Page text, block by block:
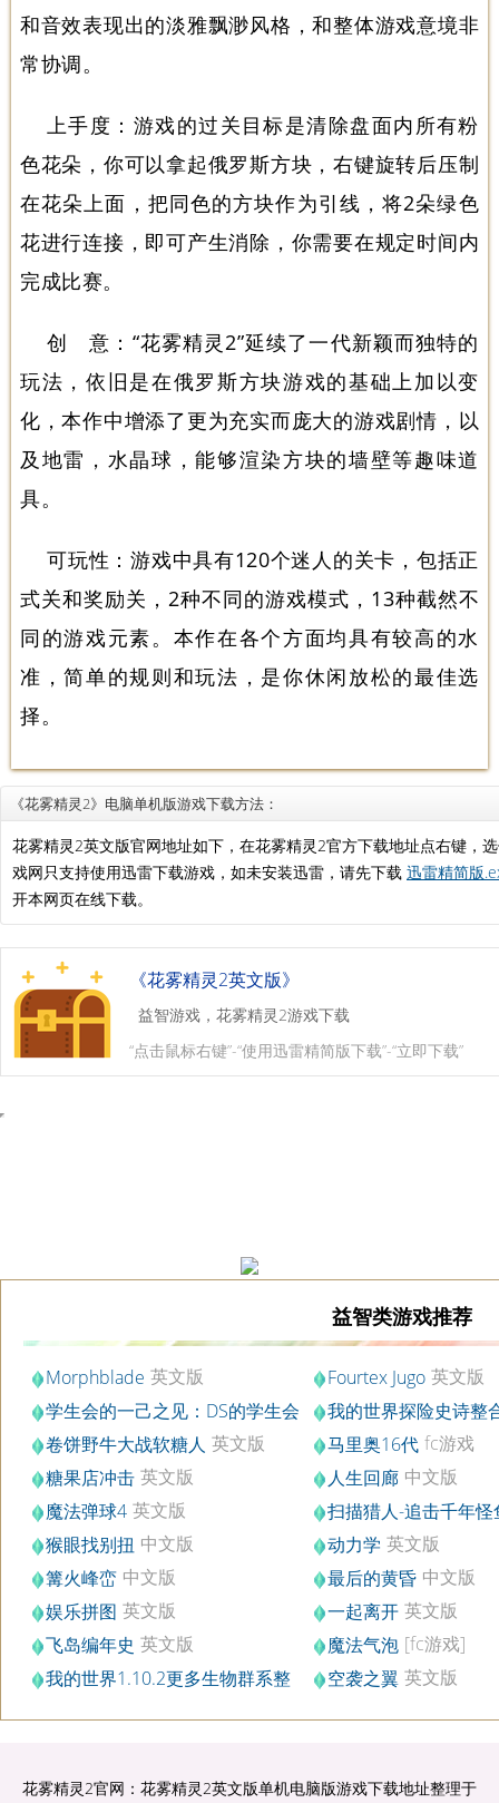
和音效表现出的淡雅飘渺风格，和整体游戏意境非
常协调。
上手度：游戏的过关目标是清除盘面内所有粉
色花朵，你可以拿起俄罗斯方块，右键旋转后压制
在花朵上面，把同色的方块作为引线，将2朵绿色
花进行连接，即可产生消除，你需要在规定时间内
完成比赛。
创 意：“花雾精灵2”延续了一代新颖而独特的
玩法，依旧是在俄罗斯方块游戏的基础上加以变
化，本作中增添了更为充实而庞大的游戏剧情，以
及地雷，水晶球，能够渲染方块的墙壁等趣味道
具。
可玩性：游戏中具有120个迷人的关卡，包括正
式关和奖励关，2种不同的游戏模式，13种截然不
同的游戏元素。本作在各个方面均具有较高的水
准，简单的规则和玩法，是你休闲放松的最佳选
择。
《花雾精灵2》电脑单机版游戏下载方法：
花雾精灵2英文版官网地址如下，在花雾精灵2官方下载地址点右键，
戏网只支持使用迅雷下载游戏，如未安装迅雷，请先下载 迅雷精简版
开本网页在线下载。
《花雾精灵2英文版》
益智游戏，花雾精灵2游戏下载
“点击鼠标右键”-“使用迅雷精简版下载”-“立即下载”
益智类游戏推荐
Morphblade 英文版 Fourtex Jugo 英文版
学生会的一己之见：DS的学生会
硬盘版
我的世界探险史诗整
版1.8
卷饼野牛大战软糖人 英文版 马里奥16代 fc游戏
糖果店冲击 英文版 人生回廊 中文版
魔法弹球4 英文版
扫描猎人-追击千年怪
[GBA游戏]
猴眼找别扭 中文版 动力学 英文版
篝火峰峦 中文版 最后的黄昏 中文版
娱乐拼图 英文版 一起离开 英文版
飞岛编年史 英文版 魔法气泡 [fc游戏]
我的世界1.10.2更多生物群系整
空袭之翼 英文版
花雾精灵2官网：花雾精灵2英文版单机电脑版游戏下载地址整理于